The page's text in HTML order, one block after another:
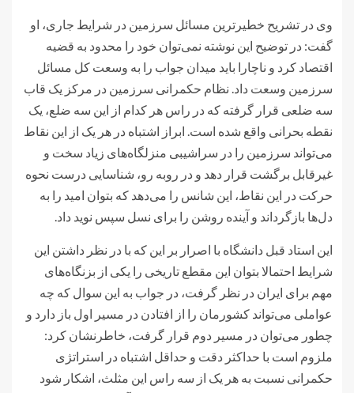
وی در تشریح خطیرترین مسائل سرزمین در شرایط جاری، او
گفت: در توضیح این نوشته نمی‌توان خود را محدود به قضیه
اقتصاد کرد و ناچارا باید میدان جواب را به وسعت کل مسائل
سرزمین وسعت داد. نظام حکمرانی سرزمین در مرکز یک قاب
سه ضلعی قرار گرفته که در راس هر کدام از این سه ضلع، یک
نقطه بحرانی واقع شده است. ابراز اشتباه در هر یک از این نقاط
می‌تواند سرزمین را در سراشیبی منزلگاه‌های زیاد سخت و
غیرقابل برگشت قرار دهد و در روبه رو، شناسایی درست نحوه
حرکت در این نقاط، این شانس را می‌دهد که بتوان امید را به
دل‌ها بازگرداند و آینده روشن را برای نسل سپس نوید داد.
این استاد قبل دانشگاه با اصرار بر این که با در نظر داشتن این
شرایط احتمالا بتوان این مقطع تاریخی را یکی از بزنگاه‌های
مهم برای ایران در نظر گرفت، در جواب به این سوال که چه
عواملی می‌تواند کشورمان را از افتادن در مسیر اول باز دارد و
چطور می‌توان در مسیر دوم قرار گرفت، خاطرنشان کرد:
ملزوم است با حداکثر دقت و حداقل اشتباه در استراتژی
حکمرانی نسبت به هر یک از سه راس این مثلث، اشکار شود